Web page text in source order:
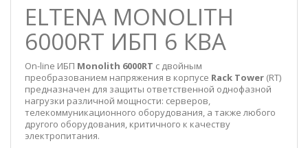
ELTENA MONOLITH
6000RT ИБП 6 КВА
On-line ИБП Monolith 6000RT с двойным
преобразованием напряжения в корпусе Rack Tower (RT)
предназначен для защиты ответственной однофазной
нагрузки различной мощности: серверов,
телекоммуникационного оборудования, а также любого
другого оборудования, критичного к качеству
электропитания.